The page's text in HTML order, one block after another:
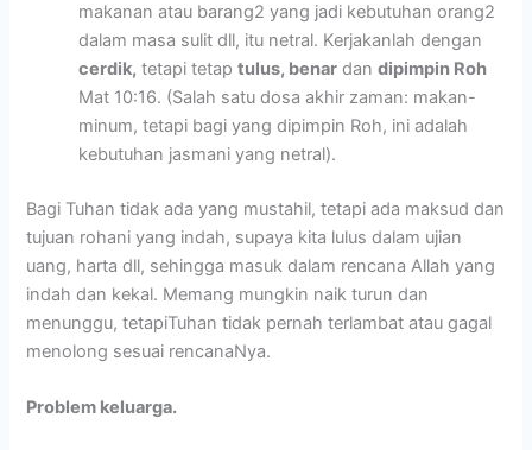
makanan atau barang2 yang jadi kebutuhan orang2
dalam masa sulit dll, itu netral. Kerjakanlah dengan
cerdik, tetapi tetaptulus, benar dandipimpin Roh
Mat 10:16. (Salah satu dosa akhir zaman: makan-
minum, tetapi bagi yang dipimpin Roh, ini adalah
kebutuhan jasmani yang netral).
Bagi Tuhan tidak ada yang mustahil, tetapi ada maksud dan
tujuan rohani yang indah, supaya kita lulus dalam ujian
uang, harta dll, sehingga masuk dalam rencana Allah yang
indah dan kekal. Memang mungkin naik turun dan
menunggu, tetapiTuhan tidak pernah terlambat atau gagal
menolong sesuai rencanaNya.
Problem keluarga.